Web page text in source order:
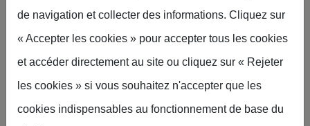
Fil d'Ariane
Rencontre Missions commerciales ICEX / FIMA 2026
Rencontre
de navigation et collecter des informations. Cliquez sur
« Accepter les cookies » pour accepter tous les cookies
et accéder directement au site ou cliquez sur « Rejeter
les cookies » si vous souhaitez n'accepter que les
cookies indispensables au fonctionnement de base du